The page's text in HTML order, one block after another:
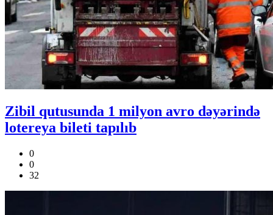
Zibil qutusunda 1 milyon avro dəyərində
lotereya bileti tapılıb
0
0
32